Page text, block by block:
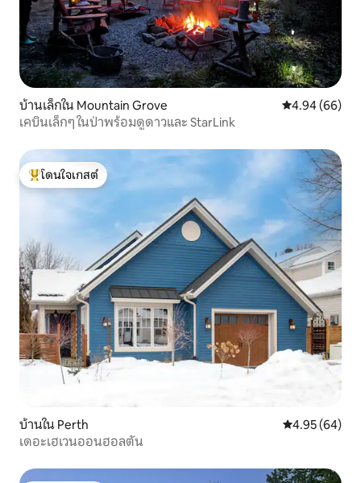
บ้านเล็กใน Mountain Grove คะแนนเฉลี่ย
4.94 (66)
เคบินเล็กๆ ในป่าพร้อมดูดาวและ StarLink
โดนใจเกสต์ที่สุด
โดนใจเกสต์
บ้านใน Perth คะแนนเฉลี่ย
4.95 (64)
เดอะเฮเวนออนฮอลตัน